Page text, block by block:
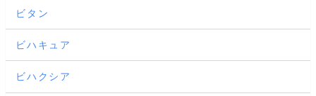
ビタン
ビハキュア
ビハクシア